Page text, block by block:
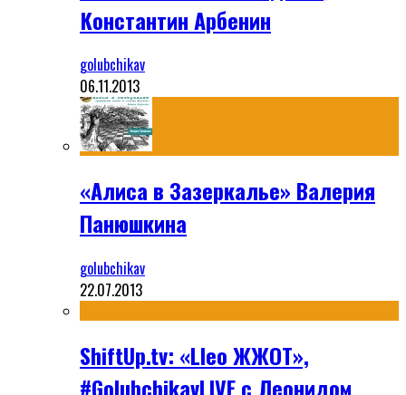
Константин Арбенин
golubchikav
06.11.2013
«Алиса в Зазеркалье» Валерия
Панюшкина
golubchikav
22.07.2013
ShiftUp.tv: «Lleo ЖЖОТ»,
#GolubchikavLIVE с Леонидом